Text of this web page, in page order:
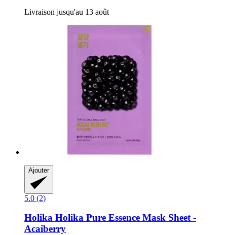
Livraison jusqu'au 13 août
Ajouter
5.0 (2)
Holika Holika Pure Essence Mask Sheet -​
Acaiberry